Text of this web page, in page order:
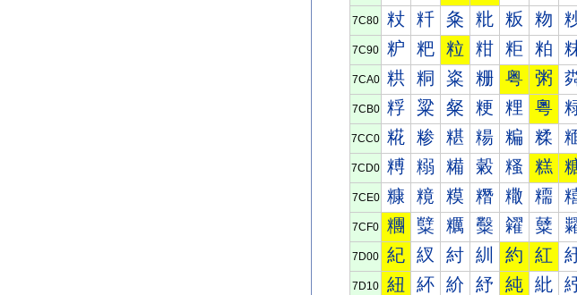
7C80 粀 粁 粂 粃 粄 粅
7C90 粐 粑 粒 粓 粔 粕
7CA0 粠 粡 粢 粣 粤 粥
7CB0 粰 粱 粲 粳 粴 粵
7CC0 糀 糁 糂 糃 糄 糅
7CD0 糐 糑 糒 糓 糔 糕
7CE0 糠 糡 糢 糣 糤 糥
7CF0 糰 糱 糲 糳 糴 糵
7D00 紀 紁 紂 紃 約 紅
7D10 紐 紑 紒 紓 純 紕 紖